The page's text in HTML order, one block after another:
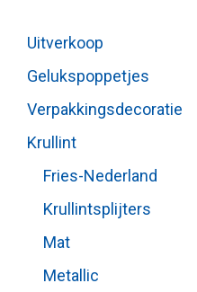
Uitverkoop
Gelukspoppetjes
Verpakkingsdecoratie
Krullint
Fries-Nederland
Krullintsplijters
Mat
Metallic